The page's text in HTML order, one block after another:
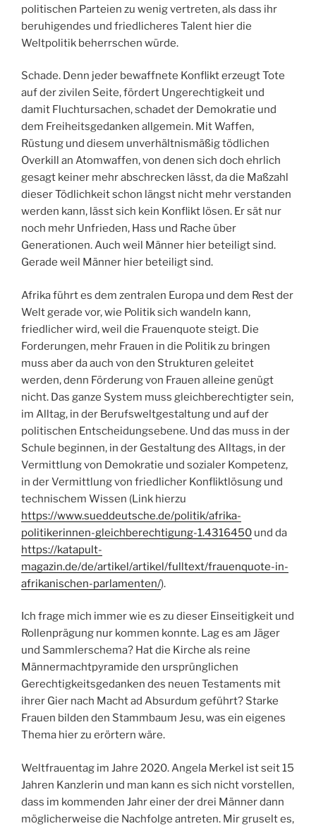
politischen Parteien zu wenig vertreten, als dass ihr
beruhigendes und friedlicheres Talent hier die
Weltpolitik beherrschen würde.
Schade. Denn jeder bewaffnete Konflikt erzeugt Tote
auf der zivilen Seite, fördert Ungerechtigkeit und
damit Fluchtursachen, schadet der Demokratie und
dem Freiheitsgedanken allgemein. Mit Waffen,
Rüstung und diesem unverhältnismäßig tödlichen
Overkill an Atomwaffen, von denen sich doch ehrlich
gesagt keiner mehr abschrecken lässt, da die Maßzahl
dieser Tödlichkeit schon längst nicht mehr verstanden
werden kann, lässt sich kein Konflikt lösen. Er sät nur
noch mehr Unfrieden, Hass und Rache über
Generationen. Auch weil Männer hier beteiligt sind.
Gerade weil Männer hier beteiligt sind.
Afrika führt es dem zentralen Europa und dem Rest der
Welt gerade vor, wie Politik sich wandeln kann,
friedlicher wird, weil die Frauenquote steigt. Die
Forderungen, mehr Frauen in die Politik zu bringen
muss aber da auch von den Strukturen geleitet
werden, denn Förderung von Frauen alleine genügt
nicht. Das ganze System muss gleichberechtigter sein,
im Alltag, in der Berufsweltgestaltung und auf der
politischen Entscheidungsebene. Und das muss in der
Schule beginnen, in der Gestaltung des Alltags, in der
Vermittlung von Demokratie und sozialer Kompetenz,
in der Vermittlung von friedlicher Konfliktlösung und
technischem Wissen (Link hierzu
https://www.sueddeutsche.de/politik/afrika-
politikerinnen-gleichberechtigung-1.4316450 und da
https://katapult-
magazin.de/de/artikel/artikel/fulltext/frauenquote-in-
afrikanischen-parlamenten/).
Ich frage mich immer wie es zu dieser Einseitigkeit und
Rollenprägung nur kommen konnte. Lag es am Jäger
und Sammlerschema? Hat die Kirche als reine
Männermachtpyramide den ursprünglichen
Gerechtigkeitsgedanken des neuen Testaments mit
ihrer Gier nach Macht ad Absurdum geführt? Starke
Frauen bilden den Stammbaum Jesu, was ein eigenes
Thema hier zu erörtern wäre.
Weltfrauentag im Jahre 2020. Angela Merkel ist seit 15
Jahren Kanzlerin und man kann es sich nicht vorstellen,
dass im kommenden Jahr einer der drei Männer dann
möglicherweise die Nachfolge antreten. Mir gruselt es,